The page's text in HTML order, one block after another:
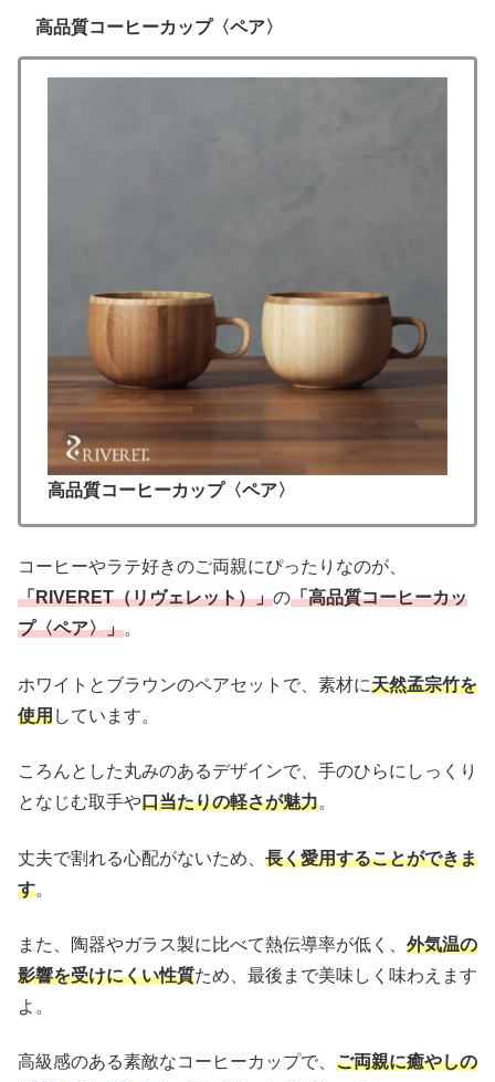
高品質コーヒーカップ〈ペア〉
高品質コーヒーカップ〈ペア〉
コーヒーやラテ好きのご両親にぴったりなのが、
「RIVERET（リヴェレット）」の「高品質コーヒーカッ
プ〈ペア〉」。
ホワイトとブラウンのペアセットで、素材に天然孟宗竹を
使用しています。
ころんとした丸みのあるデザインで、手のひらにしっくり
となじむ取手や口当たりの軽さが魅力。
丈夫で割れる心配がないため、 長く愛用することができま
す。
また、陶器やガラス製に比べて熱伝導率が低く、 外気温の
影響を受けにくい性質ため、最後まで美味しく味わえます
よ。
高級感のある素敵なコーヒーカップで、 ご両親に癒やしの